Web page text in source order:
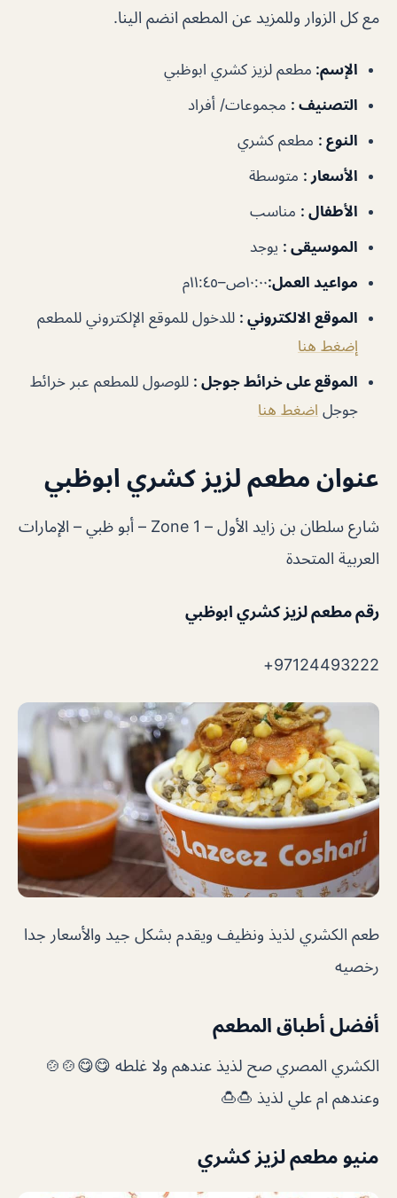
مع كل الزوار وللمزيد عن المطعم انضم الينا.
الإسم: مطعم لزيز كشري ابوظبي
التصنيف : مجموعات/ أفراد
النوع : مطعم كشري
الأسعار : متوسطة
الأطفال : مناسب
الموسيقى : يوجد
مواعيد العمل:١٠:٠٠ص–١١:٤٥م
الموقع الالكتروني : للدخول للموقع الإلكتروني للمطعم
إضغط هنا
الموقع على خرائط جوجل : للوصول للمطعم عبر خرائط
جوجل اضغط هنا
عنوان مطعم لزيز كشري ابوظبي
شارع سلطان بن زايد الأول – Zone 1 – أبو ظبي – الإمارات
العربية المتحدة
رقم مطعم لزيز كشري ابوظبي
97124493222+
طعم الكشري لذيذ ونظيف ويقدم بشكل جيد والأسعار جدا
رخصيه
أفضل أطباق المطعم
الكشري المصري صح لذيذ عندهم ولا غلطه 😋😋🍲🍲
وعندهم ام علي لذيذ 🍮🍮
منيو مطعم لزيز كشري